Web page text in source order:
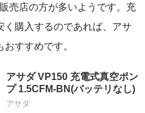
売店の方が多いようです。充
く購入するのであれば、アサ
すすめです。
アサダ VP150 充電式真空ポン
プ 1.5CFM-BN(バッテリなし)
アサダ